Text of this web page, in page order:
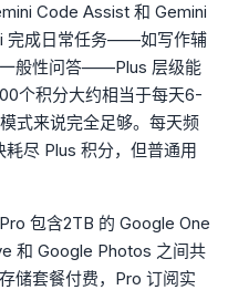
Code Assist 和 Gemini
完成日常任务——如写作辅
般性问答——Plus 层级能
个积分大约相当于每天6-
式来说完全足够。每天频
尽 Plus 积分，但普通用
包含2TB 的 Google One
和 Google Photos 之间共
储套餐付费，Pro 订阅实